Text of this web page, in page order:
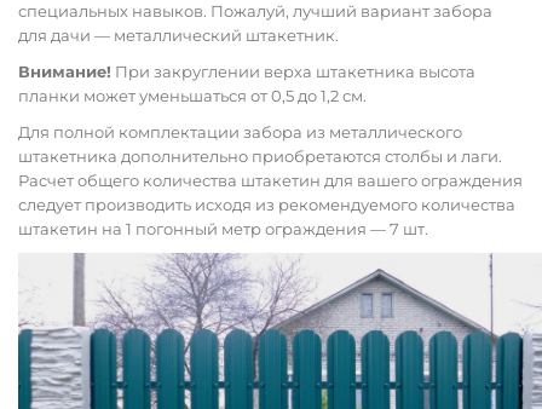
специальных навыков. Пожалуй, лучший вариант забора
для дачи — металлический штакетник.
Внимание! При закруглении верха штакетника высота
планки может уменьшаться от 0,5 до 1,2 см.
Для полной комплектации забора из металлического
штакетника дополнительно приобретаются столбы и лаги.
Расчет общего количества штакетин для вашего ограждения
следует производить исходя из рекомендуемого количества
штакетин на 1 погонный метр ограждения — 7 шт.